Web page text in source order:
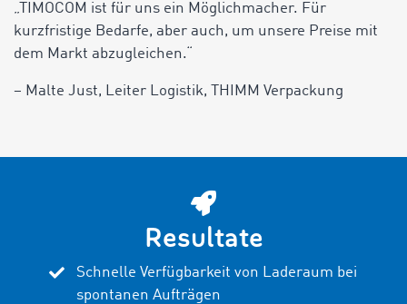
„TIMOCOM ist für uns ein Möglichmacher. Für
kurzfristige Bedarfe, aber auch, um unsere Preise mit
dem Markt abzugleichen.“
– Malte Just, Leiter Logistik, THIMM Verpackung
Resultate
Schnelle Verfügbarkeit von Laderaum bei
spontanen Aufträgen